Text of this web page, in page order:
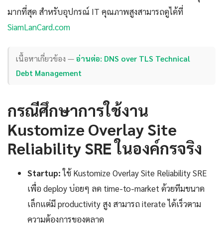
มากที่สุด สำหรับอุปกรณ์ IT คุณภาพสูงสามารถดูได้ที่
SiamLanCard.com
เนื้อหาเกี่ยวข้อง —อ่านต่อ: DNS over TLS Technical
Debt Management
กรณีศึกษาการใช้งาน
Kustomize Overlay Site
Reliability SRE ในองค์กรจริง
Startup:ใช้ Kustomize Overlay Site Reliability SRE
เพื่อ deploy บ่อยๆ ลด time-to-market ด้วยทีมขนาด
เล็กแต่มี productivity สูง สามารถ iterate ได้เร็วตาม
ความต้องการของตลาด